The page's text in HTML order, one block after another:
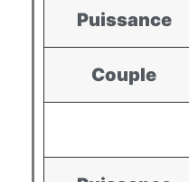
Puissance
Couple